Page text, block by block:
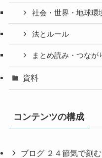
社会・世界・地球環
法とルール
まとめ読み・つなが
資料
コンテンツの構成
ブログ ２４節気で刻